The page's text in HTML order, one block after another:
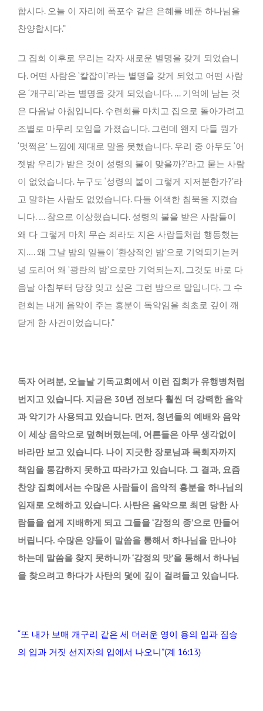
합시다. 오늘 이 자리에 폭포수 같은 은혜를 베푼 하나님을
찬양합시다.”
그 집회 이후로 우리는 각자 새로운 별명을 갖게 되었습니
다. 어떤 사람은 ‘칼잡이’라는 별명을 갖게 되었고 어떤 사람
은 ‘개구리’라는 별명을 갖게 되었습니다. … 기억에 남는 것
은 다음날 아침입니다. 수련회를 마치고 집으로 돌아가려고
조별로 마무리 모임을 가졌습니다. 그런데 왠지 다들 뭔가
‘멋쩍은’ 느낌에 제대로 말을 못했습니다. 우리 중 아무도 ‘어
젯밤 우리가 받은 것이 성령의 불이 맞을까?’라고 묻는 사람
이 없었습니다. 누구도 ‘성령의 불이 그렇게 지저분한가?’라
고 말하는 사람도 없었습니다. 다들 어색한 침묵을 지켰습
니다. … 참으로 이상했습니다. 성령의 불을 받은 사람들이
왜 다 그렇게 마치 무슨 죄라도 지은 사람들처럼 행동했는
지…. 왜 그날 밤의 일들이 ‘환상적인 밤’으로 기억되기는커
녕 도리어 왜 ‘광란의 밤’으로만 기억되는지, 그것도 바로 다
음날 아침부터 당장 잊고 싶은 그런 밤으로 말입니다. 그 수
련회는 내게 음악이 주는 흥분이 독약임을 최초로 깊이 깨
닫게 한 사건이었습니다.”
독자 어려분, 오늘날 기독교회에서 이런 집회가 유행병처럼
번지고 있습니다. 지금은 30년 전보다 훨씬 더 강력한 음악
과 악기가 사용되고 있습니다. 먼저, 청년들의 예배와 음악
이 세상 음악으로 덮혀버렸는데, 어른들은 아무 생각없이
바라만 보고 있습니다. 나이 지긋한 장로님과 목회자까지
책임을 통감하지 못하고 따라가고 있습니다. 그 결과, 요즘
찬양 집회에서는 수많은 사람들이 음악적 흥분을 하나님의
임재로 오해하고 있습니다. 사탄은 음악으로 최면 당한 사
람들을 쉽게 지배하게 되고 그들을 ‘감정의 종’으로 만들어
버립니다. 수많은 양들이 말씀을 통해서 하나님을 만나야
하는데 말씀을 찾지 못하니까 ‘감정의 맛’을 통해서 하나님
을 찾으려고 하다가 사탄의 덫에 깊이 걸려들고 있습니다.
“또 내가 보매 개구리 같은 세 더러운 영이 용의 입과 짐승
의 입과 거짓 선지자의 입에서 나오니”(계 16:13)